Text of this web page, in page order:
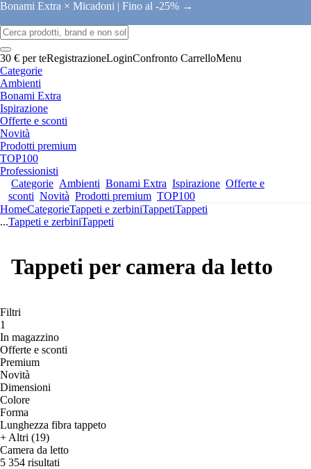
Bonami Extra × Micadoni | Fino al -25% →
30 € per teRegistrazioneLoginConfronto CarrelloMenu
Categorie
Ambienti
Bonami Extra
Ispirazione
Offerte e sconti
Novità
Prodotti premium
TOP100
Professionisti
Categorie Ambienti Bonami Extra Ispirazione Offerte e
sconti Novità Prodotti premium TOP100
HomeCategorieTappeti e zerbiniTappetiTappeti
...Tappeti e zerbiniTappeti
Tappeti per camera da letto
Filtri
1
In magazzino
Offerte e sconti
Premium
Novità
Dimensioni
Colore
Forma
Lunghezza fibra tappeto
+ Altri (19)
Camera da letto
5 354 risultati